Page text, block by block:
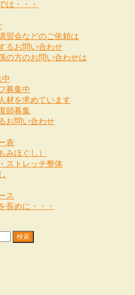
は・・・
習会などのご依頼は
るお問い合わせ
の方のお問い合わせは
募集中
材を求めています
師募集
お問い合わせ
表
みほぐし）
ストレッチ整体
ス
長めに・・・